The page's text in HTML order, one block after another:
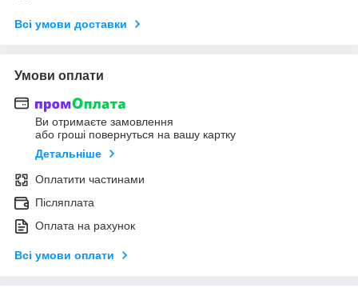
Всі умови доставки
Умови оплати
Ви отримаєте замовлення
або гроші повернуться на вашу картку
Детальніше
Оплатити частинами
Післяплата
Оплата на рахунок
Всі умови оплати